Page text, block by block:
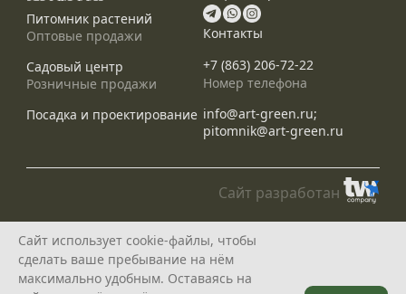
Сайт использует cookie-файлы, чтобы
сделать ваше пребывание на нём
максимально удобным. Оставаясь на
Питомник растений
Оптовые продажи
Садовый центр
Розничные продажи
Посадка и проектирование
Контакты
+7 (863) 206-72-22
Номер телефона
info@art-green.ru;
pitomnik@art-green.ru
© ARTGREEN, 2015-2026
*Данное предложение не является публичной офертой, определяемой
положениями статей 435, 437 Гражданского Кодекса РФ, и носит
исключительно информационный характер
Сайт разработан